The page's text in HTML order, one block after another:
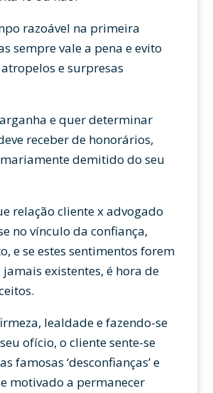
razoável na primeira
sempre vale a pena e evito
e surpresas
e quer determinar
receber de honorários,
demitido do seu
relação cliente x advogado
no vínculo da confiança,
e se estes sentimentos forem
existentes, é hora de
lealdade e fazendo-se
ofício, o cliente sente-se
famosas ‘desconfianças’ e
motivado a permanecer